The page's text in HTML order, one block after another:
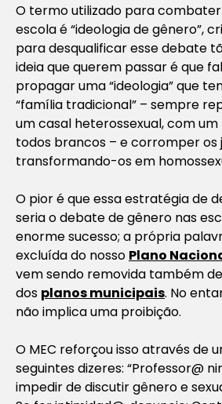
O termo utilizado para
escola é “ideologia de gênero”,
para desqualificar esse debate
ideia que querem passar é que
propagar uma “ideologia” que
“família tradicional” – sempre
um casal heterossexual, com um
todos brancos – e corromper os
transformando-os em
O pior é que essa estratégia de
seria o debate de gênero nas
enorme sucesso; a própria
excluída do nosso Plano
vem sendo removida também
dos planos municipais. No
não implica uma proibição.
O MEC reforçou isso através de
seguintes dizeres: “Professor@
impedir de discutir gênero e